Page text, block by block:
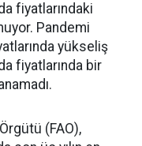
fiyatlarındaki
Pandemi
yükseliş
fiyatlarında bir
(FAO),